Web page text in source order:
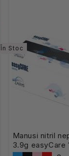
În Stoc
Manusi nitril
3.9g easyCare